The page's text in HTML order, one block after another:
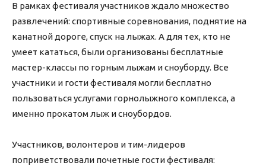
В рамках фестиваля участников ждало множество
развлечений: спортивные соревнования, поднятие на
канатной дороге, спуск на лыжах. А для тех, кто не
умеет кататься, были организованы бесплатные
мастер-классы по горным лыжам и сноуборду. Все
участники и гости фестиваля могли бесплатно
пользоваться услугами горнолыжного комплекса, а
именно прокатом лыж и сноубордов.
Участников, волонтеров и тим-лидеров
поприветствовали почетные гости фестиваля: